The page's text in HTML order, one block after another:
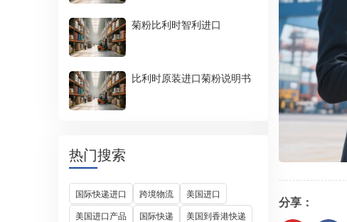
菊粉比利时智利进口
比利时原装进口菊粉说明书
热门搜索
国际快递进口 跨境物流
美国进口
美国进口产品
国际快递
美国到香港快递
分享：